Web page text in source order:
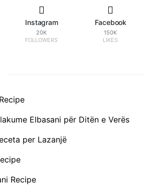
Instagram
20K
FOLLOWERS
Facebook
150K
LIKES
Elbasani për Ditën e Verës
per Lazanjë
Recipe